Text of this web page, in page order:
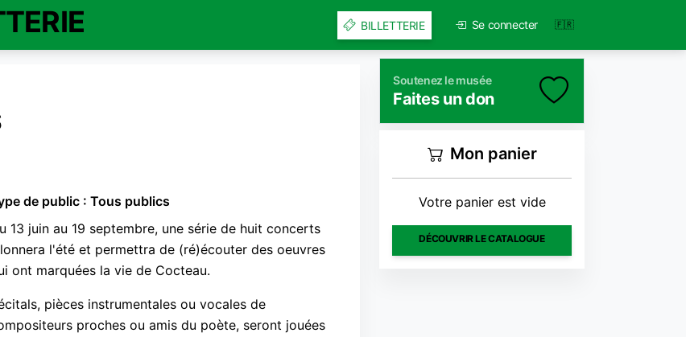
BILLETTERIE Se connecter
de public : Tous publics
13 juin au 19 septembre, une série de huit concerts
l'été et permettra de (ré)écouter des oeuvres
ont marquées la vie de Cocteau.
pièces instrumentales ou vocales de
proches ou amis du poète, seront jouées
Soutenez le musée
Faites un don
Mon panier
Votre panier est vide
DÉCOUVRIR LE CATALOGUE